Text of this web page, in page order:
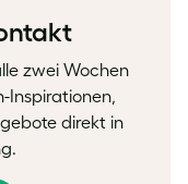
zwei Wochen
Inspirationen,
direkt in